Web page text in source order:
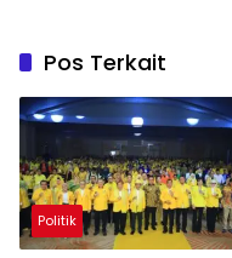
Pos Terkait
Politik